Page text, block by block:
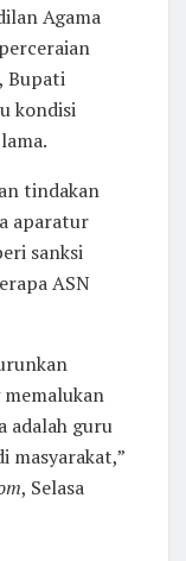
Agama
Bupati
kondisi
tindakan
aparatur
sanksi
ASN
adalah guru
masyarakat,”
, Selasa